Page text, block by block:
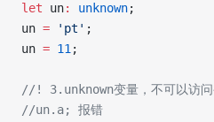
let un: unknown;
un = 'pt' ;
un = 11 ;
//! 3.unknown变量，不可以访问
//un.a; 报错